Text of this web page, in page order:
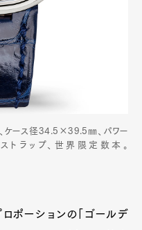
ケース径34.5×39.5㎜、パワー
トラップ、世界限定数本。
ポーションの「ゴールデ